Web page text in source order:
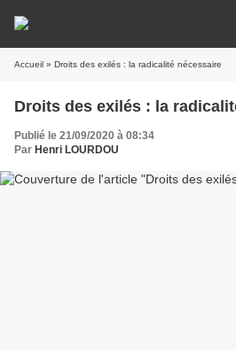
Accueil » Droits des exilés : la radicalité nécessaire
Droits des exilés : la
Publié le 21/09/2020 à 08:34
Par Henri LOURDOU